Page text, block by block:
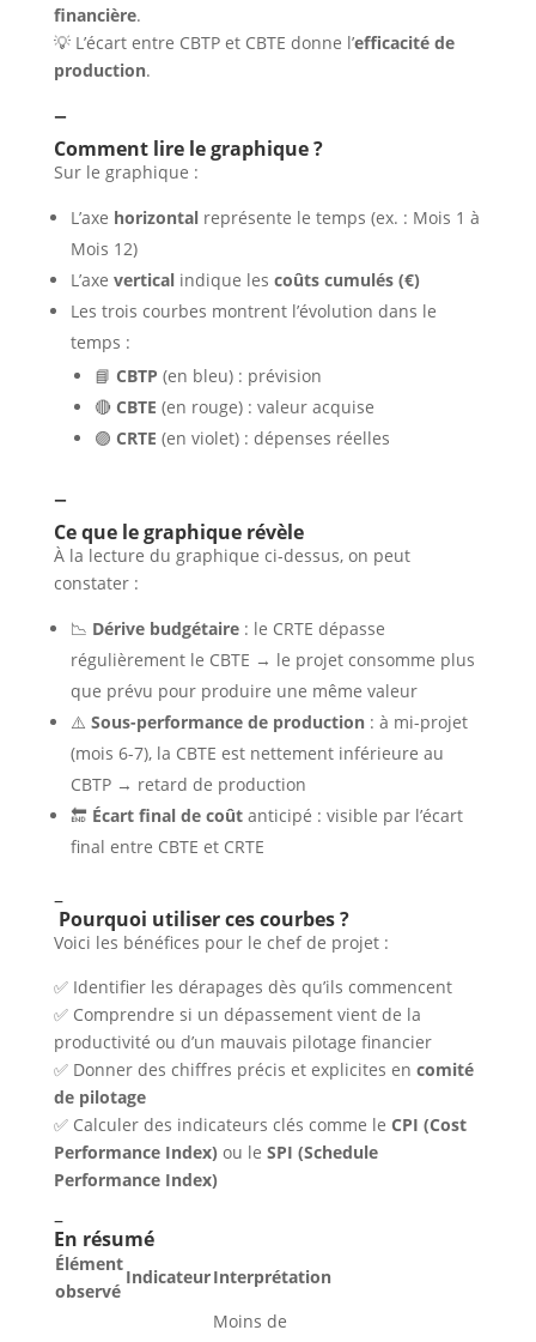
financière.
💡 L’écart entre CBTP et CBTE donne l’efficacité de
production.
–
Comment lire le graphique ?
Sur le graphique :
L’axe horizontalreprésente le temps (ex. : Mois 1 à
Mois 12)
L’axe verticalindique les coûts cumulés (€)
Les trois courbes montrent l’évolution dans le
temps :
📘 CBTP (en bleu) : prévision
🔴 CBTE (en rouge) : valeur acquise
🟣 CRTE (en violet) : dépenses réelles
–
Ce que le graphique révèle
À la lecture du graphique ci-dessus, on peut
constater :
📉 Dérive budgétaire: le CRTE dépasse
régulièrement le CBTE → le projet consomme plus
que prévu pour produire une même valeur
⚠️ Sous-performance de production: à mi-projet
(mois 6-7), la CBTE est nettement inférieure au
CBTP → retard de production
🔚 Écart final de coûtanticipé : visible par l’écart
final entre CBTE et CRTE
–
Pourquoi utiliser ces courbes ?
Voici les bénéfices pour le chef de projet :
✅ Identifier les dérapages dès qu’ils commencent
✅ Comprendre si un dépassement vient de la
productivité ou d’un mauvais pilotage financier
✅ Donner des chiffres précis et explicites en comité
de pilotage
✅ Calculer des indicateurs clés comme le CPI (Cost
Performance Index) ou le SPI (Schedule
Performance Index)
–
En résumé
Élément
observé
IndicateurInterprétation
Moins de